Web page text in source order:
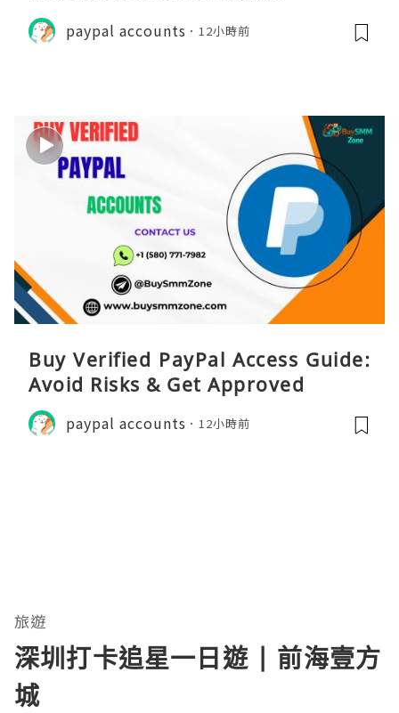
paypal accounts 12小時前
Buy Verified PayPal Access Guide:
Avoid Risks & Get Approved
paypal accounts 12小時前
旅遊
深圳打卡追星一日遊 | 前海壹方
城